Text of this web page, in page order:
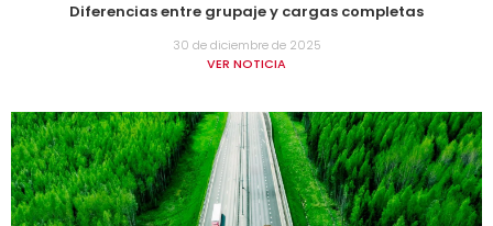
Diferencias entre grupaje y cargas completas
30 de diciembre de 2025
VER NOTICIA